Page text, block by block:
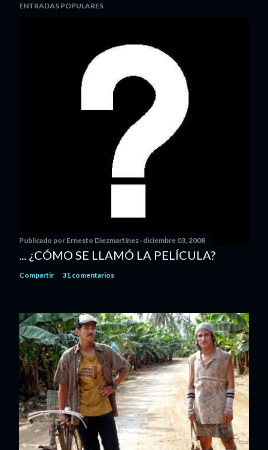
ENTRADAS POPULARES
Publicado por Ernesto Diezmartínez diciembre 03, 2008
... ¿CÓMO SE LLAMÓ LA PELÍCULA?
Compartir 31 comentarios